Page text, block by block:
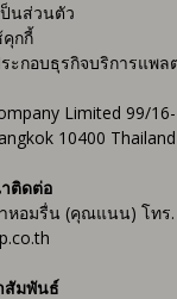
นส่วนตัว
กกี้
ะกอบธุรกิจบริการแพ
Limited 99/
10400
ติดต่อ
อมรื่น (คุณแนน) โทร.
สัมพันธ์